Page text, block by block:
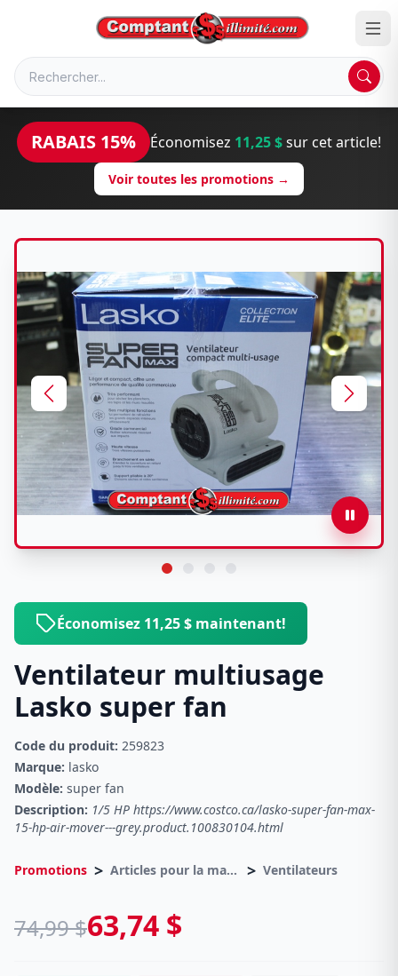
RABAIS 15% Économisez 11,25 $sur cet article!
Voir toutes les promotions →
Économisez 11,25 $ maintenant!
Ventilateur multiusage
Lasko super fan
Code du produit: 259823
Marque: lasko
Modèle: super fan
Description: 1/5 HP https://www.costco.ca/lasko-super-fan-max-
15-hp-air-mover---grey.product.100830104.html
Promotions > Articles pour la maison > Ventilateurs
74,99 $63,74 $